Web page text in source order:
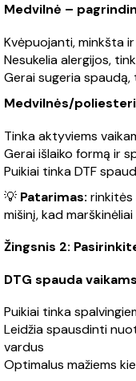
Medvilnė –
Kvėpuojanti, minkšta
Nesukelia alergijos,
Gerai sugeria
Medvilnės/
Tinka aktyviems
Gerai išlaiko formą ir
Puikiai tinka DTF
💡 Patarimas: rinkitės
mišinį, kad
Žingsnis 2:
DTG spauda vaikams
Puikiai tinka
Leidžia spausdinti
vardus
Optimalus mažiems